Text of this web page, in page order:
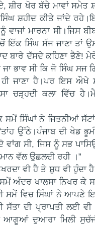
ਸ਼ੀਰ ਖੋਰ ਬੱਚੇ ਮਾਵਾਂ ਸਮੇਤ
ਸ਼ਹੀਦ ਕੀਤੇ ਜਾਂਦੇ
ਵਾਜਾਂ ਮਾਰਨਾ ਸੀ।ਜਿਸ
ਇੱਕ ਸਿੰਘ ਸੱਜ ਜਾਣਾ ਤਾਂ
ਬਾਰੇ ਦੱਸਦੇ ਕਹਿਣਾ ਭੈਣੇ!
ਜਾ ਭਾਵ ਸੀ ਕਿ ਜੋ ਸਿੰਘ
ਹੀ ਜਾਣਾ ਹੈ।ਪਰ ਇਸ ਔਖੇ
ਚੜ੍ਹਦੀ ਕਲਾ ਵਿੱਚ
ਸਿੰਘਾਂ ਨੇ ਜਿਤਨੀਆਂ
ਉੱਠੇ।ਪੰਜਾਬ ਦੀ ਖੇਡ
ਵਾਂਗ ਸੀ, ਜਿਸ ਨੂੰ ਸਭ
ਵੱਲ ਉਛਲਦੀ ਰਹੀ ।”
ਵੀ ਹੈ ਤੇ ਸ਼ੁਧ ਵੀ ਹੁੰਦਾ
ਅੰਦਰ ਖਾਲਸਾ ਨਿਖਰ
ਵਿਚ ਸਿੰਘਾਂ ਨੇ ਆਪਣੇ
ਸੱਤਾ ਦੀ ਪ੍ਰਾਪਤੀ ਲਈ
ਦੁਆਰਾ ਮਿਲੀ